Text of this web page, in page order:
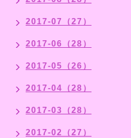
2017-07（27）
2017-06（28）
2017-05（26）
2017-04（28）
2017-03（28）
2017-02（27）